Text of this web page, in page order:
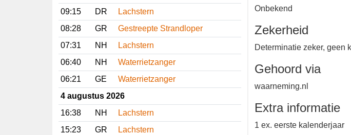
09:15
DR
Lachstern
08:28
GR
Gestreepte Strandloper
07:31
NH
Lachstern
06:40
NH
Waterrietzanger
06:21
GE
Waterrietzanger
4 augustus 2026
16:38
NH
Lachstern
15:23
GR
Lachstern
Onbekend
Zekerheid
Determinatie zeker,
Gehoord via
Extra informatie